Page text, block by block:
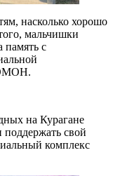
насколько хорошо
мальчишки
память с
ОМОН.
на Курагане
свой
комплекс